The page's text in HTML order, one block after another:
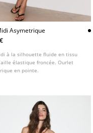
Asymetrique
à la silhouette fluide en tissu
élastique froncée. Ourlet
en pointe.